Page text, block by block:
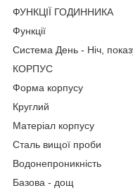
ФУНКЦІЇ ГОДИННИКА
Функції
Система День - Ніч,
КОРПУС
Форма корпусу
Круглий
Матеріал корпусу
Сталь вищої проби
Водонепроникність
Базова - дощ